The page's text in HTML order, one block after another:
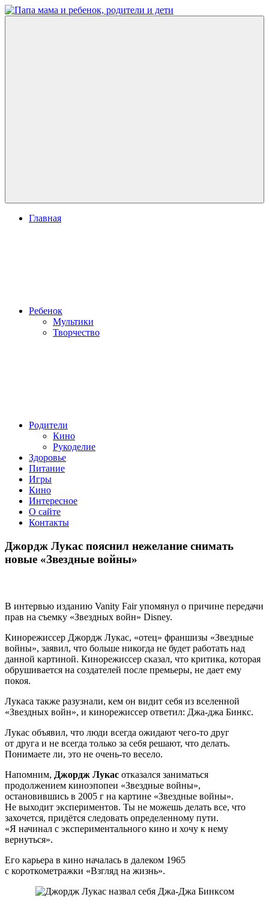
Перейти
к
Главная
Ребенок
Мультики
Творчество
Родители
Кино
Рукоделие
Здоровье
Питание
Игры
Кино
Интересное
О сайте
Контакты
Джордж Лукас пояснил нежелание снимать
новые «Звездные войны»
В интервью изданию Vanity Fair упомянул о причине передачи
прав на съемку «Звездных войн» Disney.
Кинорежиссер Джордж Лукас, «отец» франшизы «Звездные
войны», заявил, что больше никогда не будет работать над
данной картиной. Кинорежиссер сказал, что критика, которая
обрушивается на создателей после премьеры, не дает ему
покоя.
Лукаса также разузнали, кем он видит себя из вселенной
«Звездных войн», и кинорежиссер ответил: Джа-джа Бинкс.
Лукас объявил, что люди всегда ожидают чего-то друг
от друга и не всегда только за себя решают, что делать.
Понимаете ли, это не очень-то весело.
Напомним, Джордж Лукас отказался заниматься
продолжением киноэпопеи «Звездные войны»,
остановившись в 2005 г на картине «Звездные войны».
Не выходит экспериментов. Ты не можешь делать все, что
захочется, придётся следовать определенному пути.
«Я начинал с экспериментального кино и хочу к нему
вернуться».
Его карьера в кино началась в далеком 1965
с короткометражки «Взгляд на жизнь».